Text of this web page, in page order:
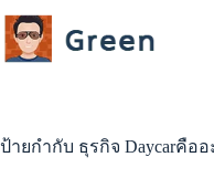
to
content
ป้ายกำกับ ธุรกิจ Daycarคืออ